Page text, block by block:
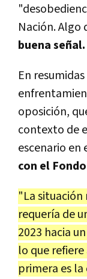
Nación. Algo
buena señal.
En
oposición,
contexto de
escenario en
con el
"Lasituación
requería de
2023 hacia
lo que
primera es